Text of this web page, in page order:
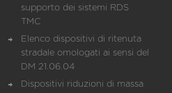
supporto dei sistemi RDS
TMC
Elenco dispositivi di ritenuta
stradale omologati ai sensi del
DM 21.06.04
Dispositivi riduzioni di massa